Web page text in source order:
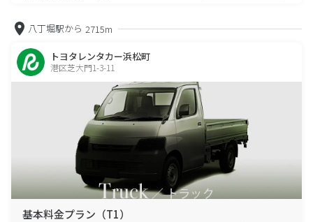
八丁堀駅から 2715m
トヨタレンタカー浜松町
港区芝大門1-3-11
基本料金プラン（T1）